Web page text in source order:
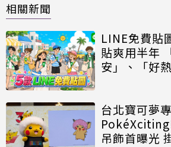
相關新聞
LINE免費貼
貼爽用半年
安」、「好
台北寶可夢
吊飾首曝光